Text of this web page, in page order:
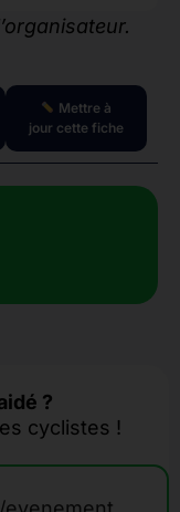
Mettre à
jour cette fiche
?
cyclistes !